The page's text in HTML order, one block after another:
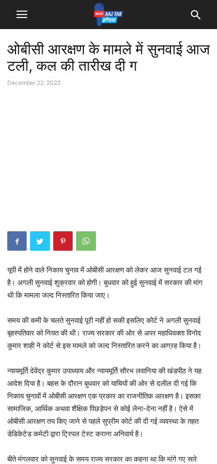
ओबीसी आरक्षण के मामले में सुनवाई आज
टली, कल की तारीख दी ग
December 22, 2022
यूपी में होने वाले निकाय चुनाव में ओबीसी आरक्षण को लेकर आज सुनवाई टल गई
है। अगली सुनवाई शुक्रवार को होगी। बुधवार को हुई सुनवाई में सरकार की मांग
थी कि मामला जल्द निस्तारित किया जाए।
समय की कमी के चलते सुनवाई पूरी नहीं हो सकी इसलिए कोर्ट ने अगली सुनवाई
बृहस्पतिवार को नियत की थी। राज्य सरकार की ओर से अपर महाधिवक्ता विनोद
कुमार शाही ने कोर्ट से इस मामले को जल्द निस्तारित करने का आग्रह किया है।
न्यायमूर्ति देवेंद्र कुमार उपाध्याय और न्यायमूर्ति सौरभ लवानिया की खंडपीठ ने यह
आदेश दिया है। बहस के दौरान बुधवार को याचियों की ओर से दलील दी गई कि
निकाय चुनावों में ओबीसी आरक्षण एक प्रकार का राजनीतिक आरक्षण है। इसका
सामाजिक, आर्थिक अथवा शैक्षिक पिछड़ेपन से कोई लेना-देना नहीं है। ऐसे में
ओबीसी आरक्षण तय किए जाने से पहले सुप्रीम कोर्ट की दी गई व्यवस्था के तहत
डेडिकेटेड कमेटी द्वारा ट्रिपल टेस्ट कराना अनिवार्य है।
बीते मंगलवार को सुनवाई के समय राज्य सरकार का कहना था कि मांगे गए सारे